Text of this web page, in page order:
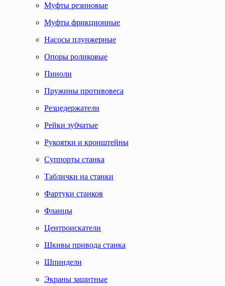
Муфты резиновые
Муфты фрикционные
Насосы плунжерные
Опоры роликовые
Пиноли
Пружины противовеса
Резцедержатели
Рейки зубчатые
Рукоятки и кронштейны
Суппорты станка
Таблички на станки
Фартуки станков
Фланцы
Центроискатели
Шкивы привода станка
Шпиндели
Экраны защитные